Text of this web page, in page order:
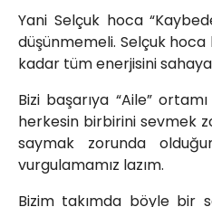
Yani Selçuk hoca
düşünmemeli. Selçuk
kadar tüm enerjisini sahaya
Bizi başarıya “Aile”
herkesin birbirini sevmek
saymak zorunda
vurgulamamız lazım.
Bizim takımda böyle bir